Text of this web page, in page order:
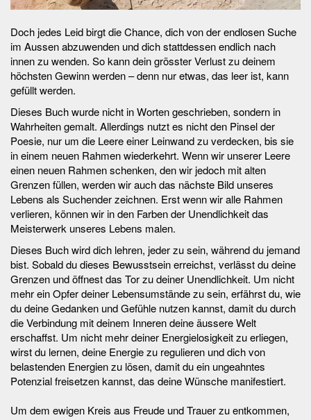
Doch jedes Leid birgt die Chance, dich von der endlosen Suche
im Aussen abzuwenden und dich stattdessen endlich nach
innen zu wenden. So kann dein grösster Verlust zu deinem
höchsten Gewinn werden – denn nur etwas, das leer ist, kann
gefüllt werden.
Dieses Buch wurde nicht in Worten geschrieben, sondern in
Wahrheiten gemalt. Allerdings nutzt es nicht den Pinsel der
Poesie, nur um die Leere einer Leinwand zu verdecken, bis sie
in einem neuen Rahmen wiederkehrt. Wenn wir unserer Leere
einen neuen Rahmen schenken, den wir jedoch mit alten
Grenzen füllen, werden wir auch das nächste Bild unseres
Lebens als Suchender zeichnen. Erst wenn wir alle Rahmen
verlieren, können wir in den Farben der Unendlichkeit das
Meisterwerk unseres Lebens malen.
Dieses Buch wird dich lehren, jeder zu sein, während du jemand
bist. Sobald du dieses Bewusstsein erreichst, verlässt du deine
Grenzen und öffnest das Tor zu deiner Unendlichkeit. Um nicht
mehr ein Opfer deiner Lebensumstände zu sein, erfährst du, wie
du deine Gedanken und Gefühle nutzen kannst, damit du durch
die Verbindung mit deinem Inneren deine äussere Welt
erschaffst. Um nicht mehr deiner Energielosigkeit zu erliegen,
wirst du lernen, deine Energie zu regulieren und dich von
belastenden Energien zu lösen, damit du ein ungeahntes
Potenzial freisetzen kannst, das deine Wünsche manifestiert.
Um dem ewigen Kreis aus Freude und Trauer zu entkommen,